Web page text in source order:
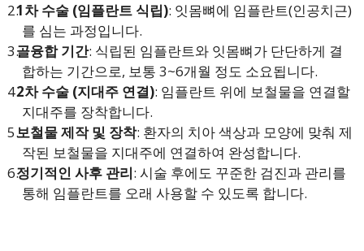
1차 수술 (임플란트 식립): 잇몸뼈에 임플란트(인공치근)
를 심는 과정입니다.
골융합 기간: 식립된 임플란트와 잇몸뼈가 단단하게 결
합하는 기간으로, 보통 3~6개월 정도 소요됩니다.
2차 수술 (지대주 연결): 임플란트 위에 보철물을 연결할
지대주를 장착합니다.
보철물 제작 및 장착: 환자의 치아 색상과 모양에 맞춰 제
작된 보철물을 지대주에 연결하여 완성합니다.
정기적인 사후 관리: 시술 후에도 꾸준한 검진과 관리를
통해 임플란트를 오래 사용할 수 있도록 합니다.